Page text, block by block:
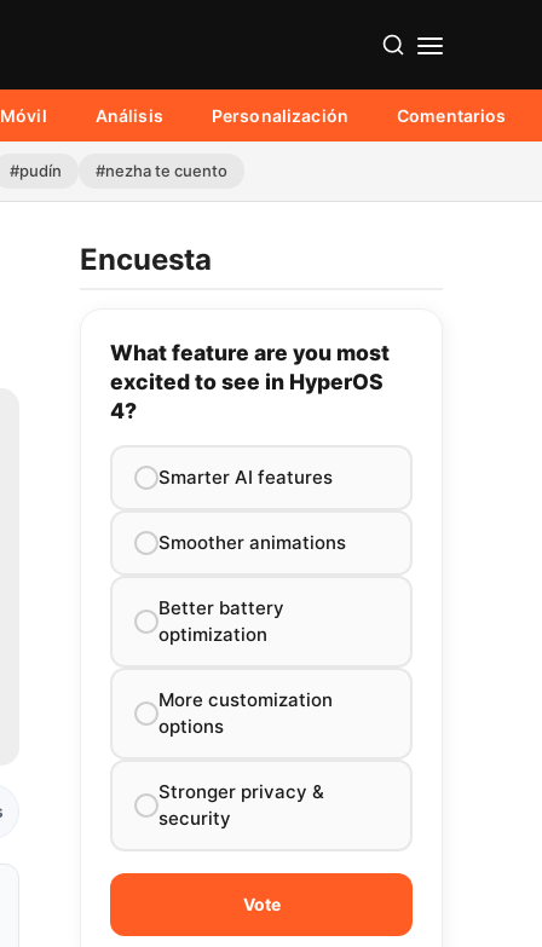
Móvil Análisis Personalización Comentarios
#pudín #nezha te cuento
Encuesta
What feature are you most
excited to see in HyperOS
4?
Smarter AI features
Smoother animations
Better battery
optimization
More customization
options
Stronger privacy &
security